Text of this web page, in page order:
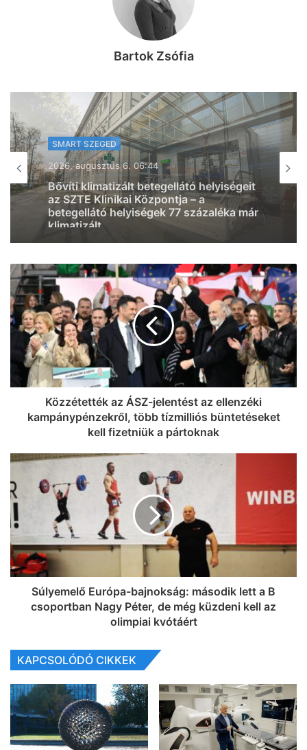
Bartok Zsófia
SMART SZEGED
2026, augusztus 5. 20:32
Normális közlekedési lehetőségeket és
infrastruktúra-fejlesztést követelnek a
Klebelsberg-telepiek
SMART SZEGED
2026, augusztus 5. 08:31
Gerincműtét másként: úttörő eljárást
alkalmaz az SZTE (videó)
Közzétették az ÁSZ-jelentést az ellenzéki
kampánypénzekről, több tízmilliós büntetéseket
kell fizetniük a pártoknak
Súlyemelő Európa-bajnokság: második lett a B
csoportban Nagy Péter, de még küzdeni kell az
olimpiai kvótáért
KAPCSOLÓDÓ CIKKEK